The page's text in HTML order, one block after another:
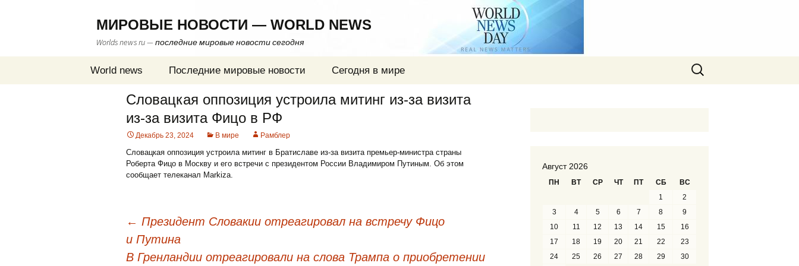
МИРОВЫЕ НОВОСТИ — WORLD NEWS
Worlds news ru — последние мировые новости сегодня
содержимому
World news Последние мировые новости Сегодня в мире
Найти:
Словацкая оппозиция устроила митинг из-за визита
из-за визита Фицо в РФ
Декабрь 23, 2024 В мире Рамблер
Словацкая оппозиция устроила митинг в Братиславе из-за визита премьер-министра страны
Роберта Фицо в Москву и его встречи с президентом России Владимиром Путиным. Об этом
сообщает телеканал Markiza.
← Президент Словакии отреагировал на встречу Фицо
и Путина
В Гренландии отреагировали на слова Трампа о приобретении
Август 2026
ПН ВТ СР ЧТ ПТ СБ ВС
1
2
3
4 5 6 7 8
9
10
11 12 13 14 15
16
17
18 19 20 21 22
23
24
25 26 27 28 29
30